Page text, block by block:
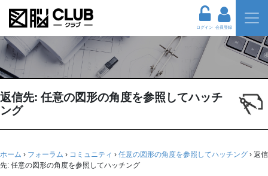
ログイン 会員登録
返信先: 任意の図形の角度を参照してハッチ
ング
ホーム › フォーラム › コミュニティ › 任意の図形の角度を参照してハッチング › 返信
先: 任意の図形の角度を参照してハッチング